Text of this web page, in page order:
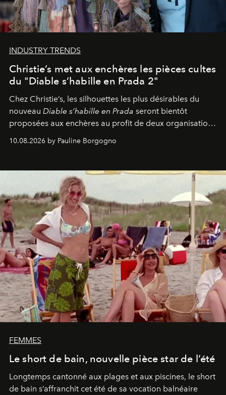
INDUSTRY TRENDS
Christie’s met aux enchères les pièces cultes
du "Diable s’habille en Prada 2"
Chez Christie’s, les silhouettes les plus désirables du
nouveau Diable s’habille en Prada seront bientôt
proposées aux enchères au profit de deux organisations
10.08.2026 by Pauline Borgogno
FEMMES
Le short de bain, nouvelle pièce star de l’été
Longtemps cantonné aux plages et aux piscines, le short
de bain s’affranchit cet été de sa vocation balnéaire